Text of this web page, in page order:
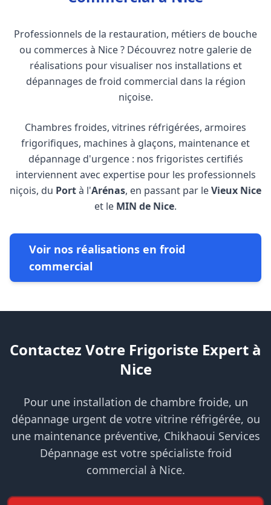
Professionnels de la restauration, métiers de bouche
ou commerces à Nice ? Découvrez notre galerie de
réalisations pour visualiser nos installations et
dépannages de froid commercial dans la région
niçoise.
Chambres froides, vitrines réfrigérées, armoires
frigorifiques, machines à glaçons, maintenance et
dépannage d'urgence : nos frigoristes certifiés
interviennent avec expertise pour les professionnels
niçois, du Portà l'Arénas, en passant par leVieux Nice
et le MIN de Nice.
Voir nos réalisations en froid
commercial
Contactez Votre Frigoriste Expert à
Nice
Pour une installation de chambre froide, un
dépannage urgent de votre vitrine réfrigérée, ou
une maintenance préventive, Chikhaoui Services
Dépannage est votre spécialiste froid
commercial à Nice.